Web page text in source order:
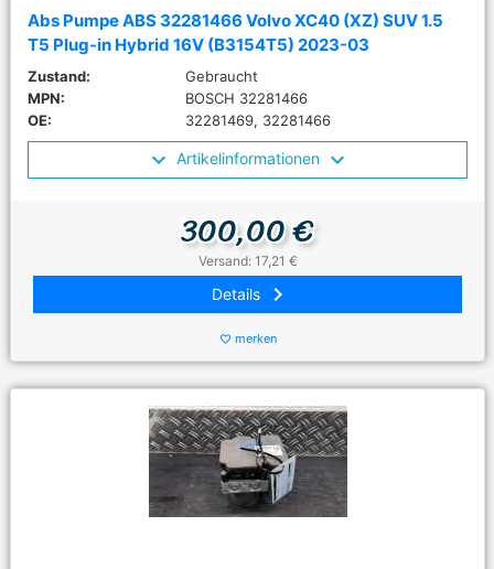
Abs Pumpe ABS 32281466 Volvo XC40 (XZ) SUV 1.5
T5 Plug-in Hybrid 16V (B3154T5) 2023-03
Zustand:
Gebraucht
MPN:
BOSCH 32281466
OE:
32281469, 32281466
Artikelinformationen
300,00 €
Versand: 17,21 €
Details keyboard_arrow_right
favorite_border merken